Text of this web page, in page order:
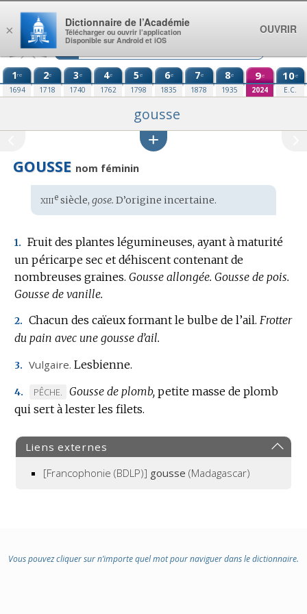
Aller au contenu
1re
1694
2e
1718
3e
1740
4e
1762
5e
1798
6e
1835
7e
1878
8e
1935
9e
2024
10e
E.C.
gousse
GOUSSE nom féminin
Étymologie
:
xiiiesiècle, gose. D’origine incertaine.
1. Fruit des plantes légumineuses, ayant à maturité
un péricarpe sec et déhiscent contenant de
nombreuses graines. Gousse allongée. Gousse de pois.
Gousse de vanille.
2. Chacun des caïeux formant le bulbe de l’ail. Frotter
du pain avec une gousse d’ail.
3. Vulgaire. Lesbienne.
4.
MARQUE
DE
PÊCHE. Gousse de plomb, petite masse de plomb
qui sert à lester les filets.
Liens externes
[Francophonie (BDLP)] gousse (Madagascar)
Vous pouvez cliquer sur n’importe quel mot pour naviguer dans le dictionnaire.
×
Dictionnaire de l’Académie
Télécharger ou ouvrir l’application
Disponible sur Android et iOS
OUVRIR